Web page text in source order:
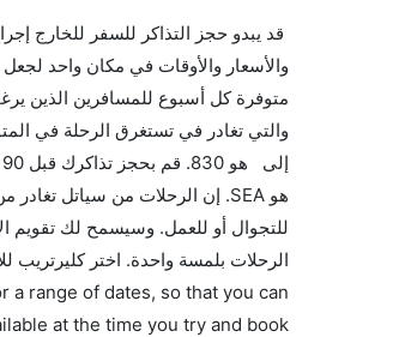
قد يبدو حجز التذاكر للسفر للخارج
متوفرة كل أسبوع للمسافرين الذين
والتي تغادر في تستغرق الرحلة في
الرحلات بلمسة واحدة. اختر كليرتريب
range of dates, so that you can
at the time you try and book.